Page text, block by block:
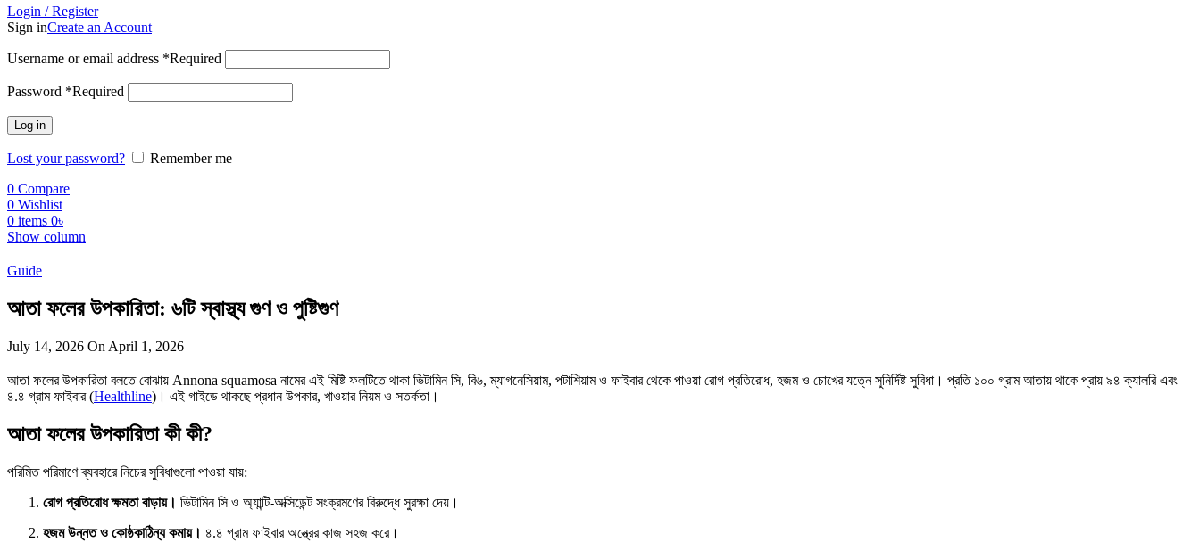
Login / Register
Sign inCreate an Account
Username or email address *Required
Password *Required
Log in
Lost your password?
Remember me
0 Compare
0 Wishlist
0 items 0৳
Show column
Guide
আতা ফলের উপকারিতা: ৬টি স্বাস্থ্য গুণ ও পুষ্টিগুণ
July 14, 2026 On April 1, 2026
আতা ফলের উপকারিতা বলতে বোঝায় Annona squamosa নামের এই মিষ্টি ফলটিতে থাকা ভিটামিন সি, বি৬, ম্যাগনেসিয়াম, পটাশিয়াম ও ফাইবার থেকে পাওয়া রোগ প্রতিরোধ, হজম ও চোখের যত্নে সুনির্দিষ্ট সুবিধা। প্রতি ১০০ গ্রাম আতায় থাকে প্রায় ৯৪ ক্যালরি এবং
৪.৪ গ্রাম ফাইবার (Healthline)। এই গাইডে থাকছে প্রধান উপকার, খাওয়ার নিয়ম ও সতর্কতা।
আতা ফলের উপকারিতা কী কী?
পরিমিত পরিমাণে ব্যবহারে নিচের সুবিধাগুলো পাওয়া যায়:
রোগ প্রতিরোধ ক্ষমতা বাড়ায়। ভিটামিন সি ও অ্যান্টি-অক্সিডেন্ট সংক্রমণের বিরুদ্ধে সুরক্ষা দেয়।
হজম উন্নত ও কোষ্ঠকাঠিন্য কমায়। ৪.৪ গ্রাম ফাইবার অন্ত্রের কাজ সহজ করে।